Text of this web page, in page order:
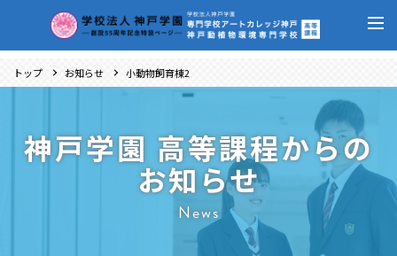
トップ お知らせ 小動物飼育棟2
神戸学園 高等課程からの
お知らせ
News